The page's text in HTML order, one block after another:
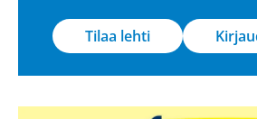
Tilaa lehti